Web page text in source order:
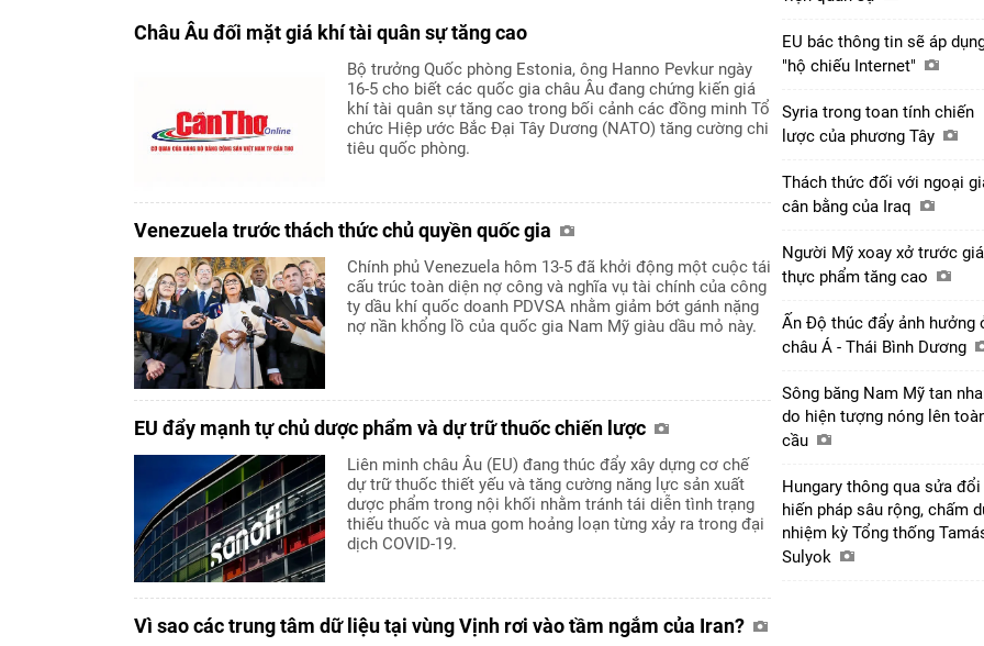
Châu Âu đối mặt giá khí tài quân sự tăng cao
Bộ trưởng Quốc phòng Estonia, ông Hanno Pevkur ngày
16-5 cho biết các quốc gia châu Âu đang chứng kiến giá
khí tài quân sự tăng cao trong bối cảnh các đồng minh Tổ
chức Hiệp ước Bắc Đại Tây Dương (NATO) tăng cường chi
tiêu quốc phòng.
Venezuela trước thách thức chủ quyền quốc gia
Chính phủ Venezuela hôm 13-5 đã khởi động một cuộc tái
cấu trúc toàn diện nợ công và nghĩa vụ tài chính của công
ty dầu khí quốc doanh PDVSA nhằm giảm bớt gánh nặng
nợ nần khổng lồ của quốc gia Nam Mỹ giàu dầu mỏ này.
EU đẩy mạnh tự chủ dược phẩm và dự trữ thuốc chiến lược
Liên minh châu Âu (EU) đang thúc đẩy xây dựng cơ chế
dự trữ thuốc thiết yếu và tăng cường năng lực sản xuất
dược phẩm trong nội khối nhằm tránh tái diễn tình trạng
thiếu thuốc và mua gom hoảng loạn từng xảy ra trong đại
dịch COVID-19.
Vì sao các trung tâm dữ liệu tại vùng Vịnh rơi vào tầm ngắm của Iran?
EU bác thông tin sẽ áp
"hộ chiếu Internet"
Syria trong toan tính chiến
lược của phương Tây
Thách thức đối với ngoại
cân bằng của Iraq
Người Mỹ xoay xở trước giá
thực phẩm tăng cao
Ấn Độ thúc đẩy ảnh hưởng
châu Á - Thái Bình Dương
Sông băng Nam Mỹ tan
do hiện tượng nóng lên
cầu
Hungary thông qua sửa đổi
hiến pháp sâu rộng, chấm
nhiệm kỳ Tổng thống
Sulyok